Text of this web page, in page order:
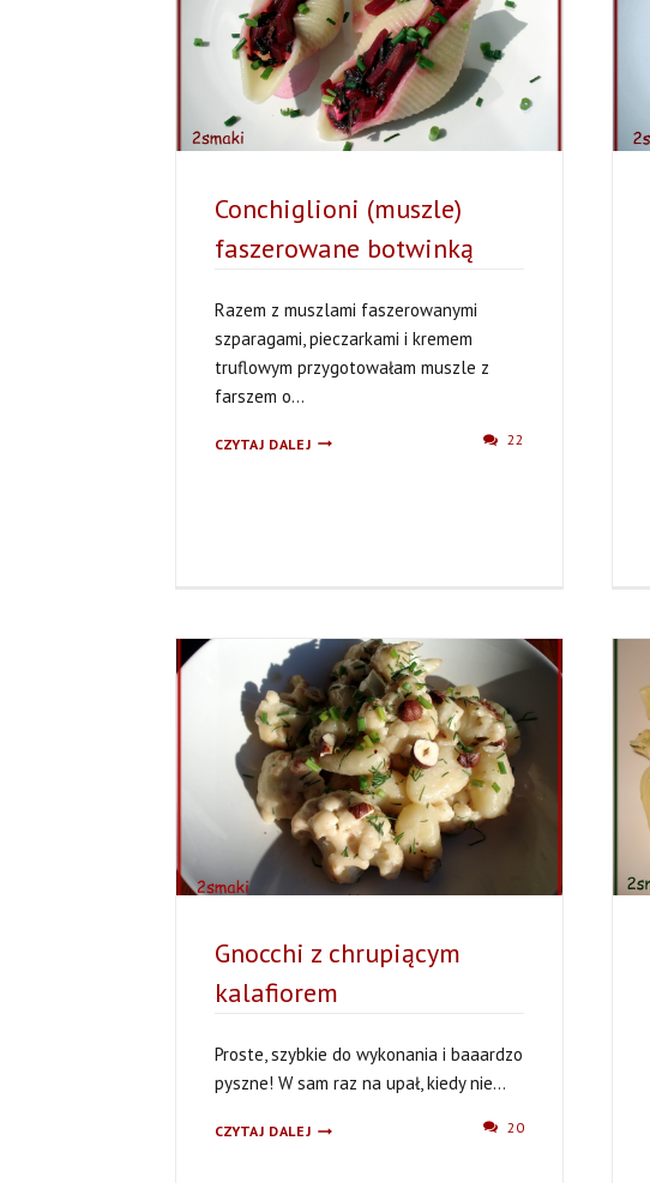
22
Conchiglioni (muszle)
faszerowane botwinką
Razem z muszlami faszerowanymi
szparagami, pieczarkami i kremem
truflowym przygotowałam muszle z
farszem o...
CZYTAJ DALEJCONCHIGLIONI
20
Gnocchi z chrupiącym
kalafiorem
Proste, szybkie do wykonania i baaardzo
pyszne! W sam raz na upał, kiedy nie...
CZYTAJ DALEJGNOCCHI